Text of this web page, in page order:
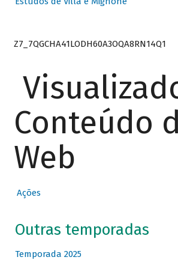
Z7_7QGCHA41LODH60A3OQA8RN14Q1
Conteúdo
Web
Ações
Outras temporadas
Temporada 2025